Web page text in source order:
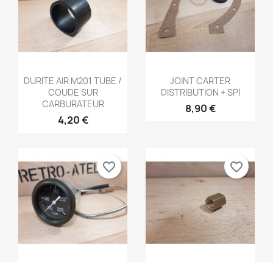
Aperçu rapide
DURITE AIR M201 TUBE /
COUDE SUR
CARBURATEUR
4,20 €
Aperçu rapide
JOINT CARTER
DISTRIBUTION + SPI
8,90 €
favorite_border favorite_border